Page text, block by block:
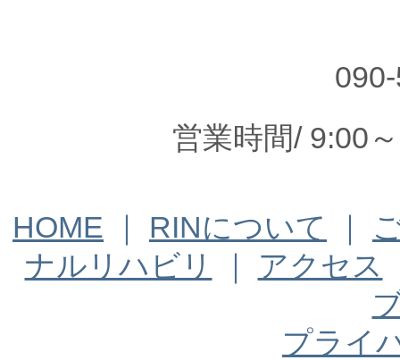
営業時間/ 9:00
HOME ｜ RINについて ｜
ナルリハビリ
｜ アクセス
プライ